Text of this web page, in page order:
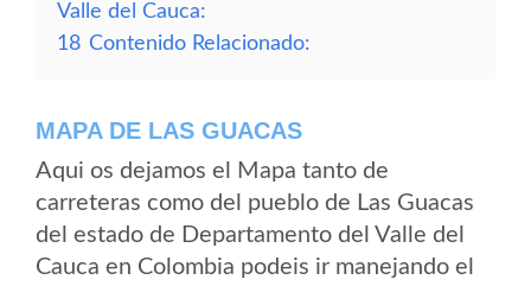
Valle del Cauca:
18 Contenido Relacionado:
MAPA DE LAS GUACAS
Aqui os dejamos el Mapa tanto de
carreteras como del pueblo de Las Guacas
del estado de Departamento del Valle del
Cauca en Colombia podeis ir manejando el